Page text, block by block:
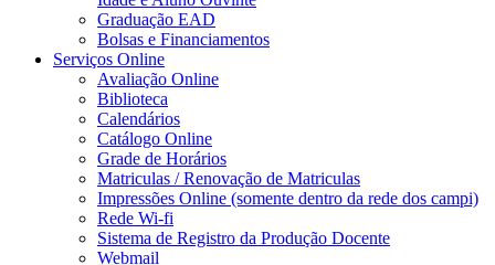
Graduação EAD
Bolsas e Financiamentos
Serviços Online
Avaliação Online
Biblioteca
Calendários
Catálogo Online
Grade de Horários
Matriculas / Renovação de Matriculas
Impressões Online (somente dentro da rede dos campi)
Rede Wi-fi
Sistema de Registro da Produção Docente
Webmail